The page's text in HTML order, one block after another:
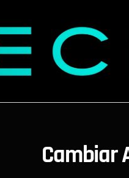
Cambiar